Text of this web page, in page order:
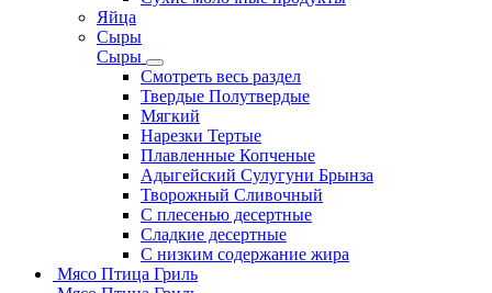
Яйца
Сыры
Сыры
Смотреть весь раздел
Твердые Полутвердые
Мягкий
Нарезки Тертые
Плавленные Копченые
Адыгейский Сулугуни Брынза
Творожный Сливочный
С плесенью десертные
Сладкие десертные
С низким содержание жира
Мясо Птица Гриль